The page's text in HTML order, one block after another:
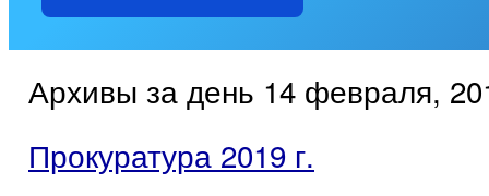
Архивы за день 14 февраля,
Прокуратура 2019 г.